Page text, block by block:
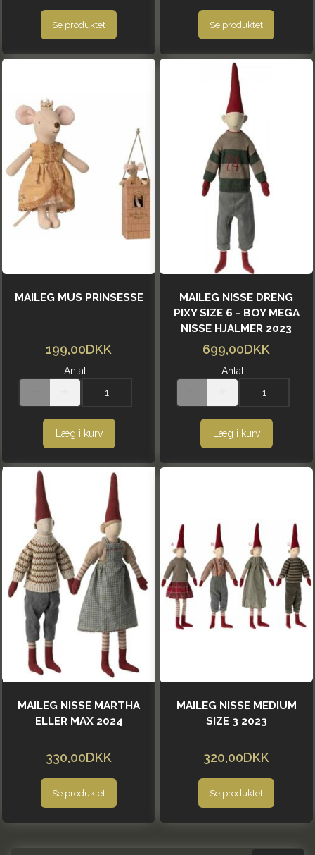
Se produktet Se produktet
MAILEG MUS PRINSESSE
199,00DKK
Antal
Læg i kurv
MAILEG NISSE DRENG
PIXY SIZE 6 - BOY MEGA
NISSE HJALMER 2023
699,00DKK
Antal
Læg i kurv
MAILEG NISSE MARTHA
ELLER MAX 2024
330,00DKK
Se produktet
MAILEG NISSE MEDIUM
SIZE 3 2023
320,00DKK
Se produktet